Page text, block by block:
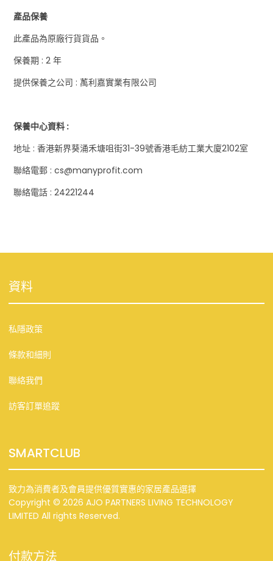
產品保養
此產品為原廠行貨貨品。
保養期 : 2 年
提供保養之公司 : 萭利嘉實業有限公司
保養中心資料 :
地址 : 香港新界葵涌禾塘咀街31-39號香港毛紡工業大廈2102室
聯絡電郵 : cs@manyprofit.com
聯絡電話 : 24221244
資料
私隱政策
條款和細則
聯絡我們
訪客訂單追蹤
SMARTCLUB
致力為消費者及會員提供優質實惠的家居產品選擇
Copyright © 2026 AJO PARTNERS LIVING TECHNOLOGY
LIMITED All rights Reserved.
付款方法